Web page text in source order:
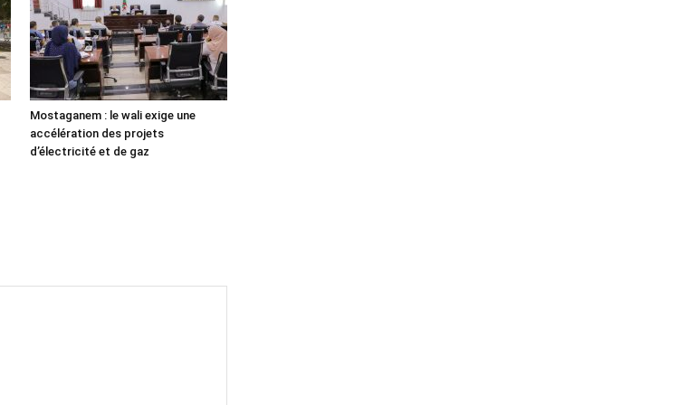
Mostaganem : le wali exige une
accélération des projets
d’électricité et de gaz